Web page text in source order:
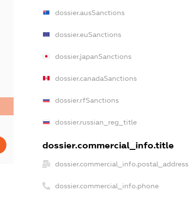
dossier.ausSanctions
dossier.euSanctions
dossier.japanSanctions
dossier.canadaSanctions
dossier.rfSanctions
dossier.russian_reg_title
dossier.commercial_info.title
dossier.commercial_info.postal_address
dossier.commercial_info.phone